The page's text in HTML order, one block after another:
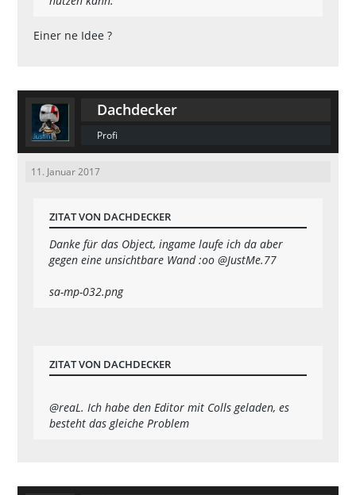
Einer ne Idee ?
Dachdecker
Profi
11. Januar 2017
ZITAT VON DACHDECKER
Danke für das Object, ingame laufe ich da aber
gegen eine unsichtbare Wand :oo@JustMe.77
sa-mp-032.png
ZITAT VON DACHDECKER
@reaL. Ich habe den Editor mit Colls geladen, es
besteht das gleiche Problem